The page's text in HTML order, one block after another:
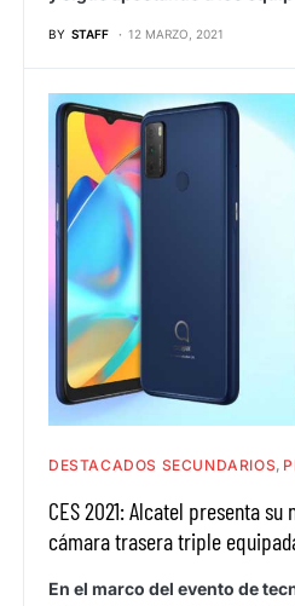
BY STAFF 12 MARZO, 2021
DESTACADOS SECUNDARIOS
CES 2021: Alcatel presenta
cámara trasera triple
En el marco del evento de